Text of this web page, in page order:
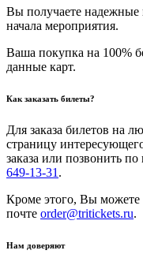
Вы получаете
начала мероприятия.
Ваша покупка на 100%
данные карт.
Как заказать билеты?
Для заказа билетов на
страницу
заказа или позвонить
649-13-31 .
Кроме этого, Вы можете
почте order@tritickets.ru.
Нам доверяют